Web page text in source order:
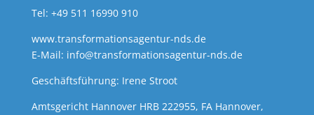
Tel: +49 511 16990 910
www.transformationsagentur-nds.de
E-Mail: info@transformationsagentur-nds.de
Geschäftsführung: Irene Stroot
Amtsgericht Hannover HRB 222955, FA Hannover,